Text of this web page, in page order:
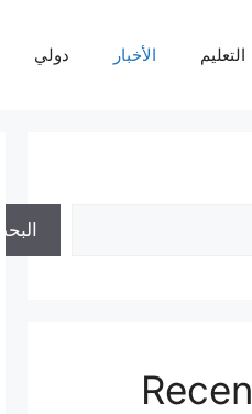
التعليم الأخبار دولي
البحث